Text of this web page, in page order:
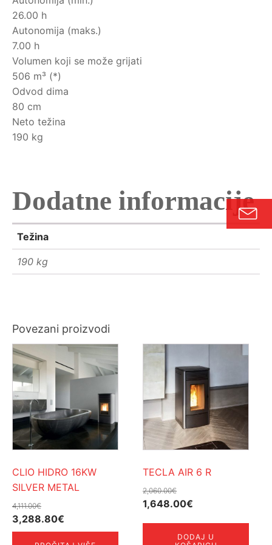
26.00 h
Autonomija (maks.)
7.00 h
Volumen koji se može grijati
506 m³ (*)
Odvod dima
80 cm
Neto težina
190 kg
Dodatne informacije
Težina
190 kg
Povezani proizvodi
CLIO HIDRO 16KW
SILVER METAL
4,111.00€
Izvorna
cijena
3,288.80€
cijena
TECLA AIR 6 R
2,060.00€
Izvorna
1,648.00€
je:
DODAJ U